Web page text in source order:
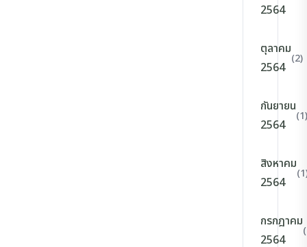
2564
ตุลาคม
2564
(2)
กันยายน
2564
(1)
สิงหาคม
2564
กรกฎาคม
2564